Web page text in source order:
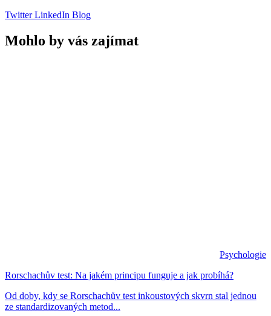
TwitterLinkedIn Blog
Mohlo by vás zajímat
Psychologie
Rorschachův test: Na jakém principu funguje a jak probíhá?
Od doby, kdy se Rorschachův test inkoustových skvrn stal jednou
ze standardizovaných metod...